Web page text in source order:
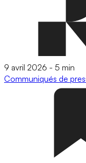
9 avril 2026 - 5 min
Communiqués de